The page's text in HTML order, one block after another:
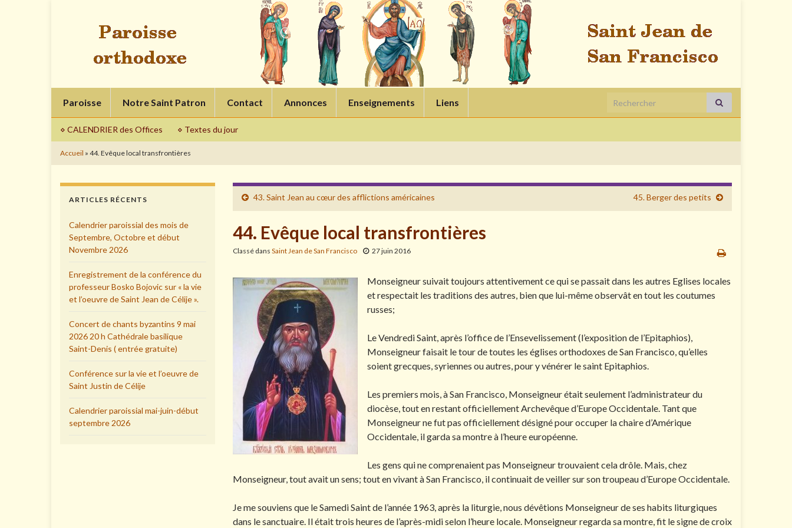
Paroisse Notre Saint Patron Contact Annonces Enseignements Liens Search for:
⋄ CALENDRIER des Offices ⋄ Textes du jour
Accueil » 44. Evêque local transfrontières
43. Saint Jean au cœur des afflictions américaines 45. Berger des petits
44. Evêque local transfrontières
Classé dans Saint Jean de San Francisco 27 juin 2016
Monseigneur suivait toujours attentivement ce qui se passait dans les autres Eglises locales
et respectait les traditions des autres, bien que lui-même observât en tout les coutumes
russes;
Le Vendredi Saint, après l’office de l’Ensevelissement (l’exposition de l’Epitaphios),
Monseigneur faisait le tour de toutes les églises orthodoxes de San Francisco, qu’elles
soient grecques, syriennes ou autres, pour y vénérer le saint Epitaphios.
Les premiers mois, à San Francisco, Monseigneur était seulement l’administrateur du
diocèse, tout en restant officiellement Archevêque d’Europe Occidentale. Tant que
Monseigneur ne fut pas officiellement désigné pour occuper la chaire d’Amérique
Occidentale, il garda sa montre à l’heure européenne.
Les gens qui ne comprenaient pas Monseigneur trouvaient cela drôle. Mais, chez
Monseigneur, tout avait un sens; tout en vivant à San Francisco, il continuait de veiller sur son troupeau d’Europe Occidentale.
Je me souviens que le Samedi Saint de l’année 1963, après la liturgie, nous dévêtions Monseigneur de ses habits liturgiques
dans le sanctuaire. Il était trois heures de l’après-midi selon l’heure locale. Monseigneur regarda sa montre, fit le signe de croix
ARTICLES RÉCENTS
Calendrier paroissial des mois de
Septembre, Octobre et début
Novembre 2026
Enregistrement de la conférence du
professeur Bosko Bojovic sur « la vie
et l’oeuvre de Saint Jean de Célije ».
Concert de chants byzantins 9 mai
2026 20 h Cathédrale basilique
Saint-Denis ( entrée gratuite)
Conférence sur la vie et l’oeuvre de
Saint Justin de Célije
Calendrier paroissial mai-juin-début
septembre 2026